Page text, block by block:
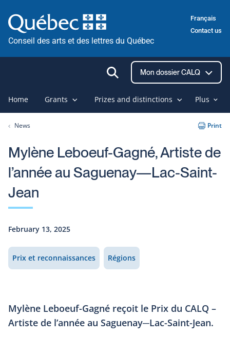
to
content
Conseil des arts et des lettres du Québec
Français
Contact us
Ouvrir
la
recherche
Mon dossier CALQ
Home Grants Prizes and distinctions Plus
News Print
Mylène Leboeuf-Gagné, Artiste de
l’année au Saguenay—Lac-Saint-
Jean
February 13, 2025
Prix et reconnaissances Régions
Mylène Leboeuf-Gagné reçoit le Prix du CALQ –
Artiste de l’année au Saguenay─Lac-Saint-Jean.